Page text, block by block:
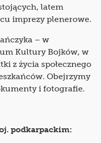
latem
imprezy plenerowe.
– w
Kultury Bojków, w
z życia społecznego
Obejrzymy
i fotografie.
podkarpackim: